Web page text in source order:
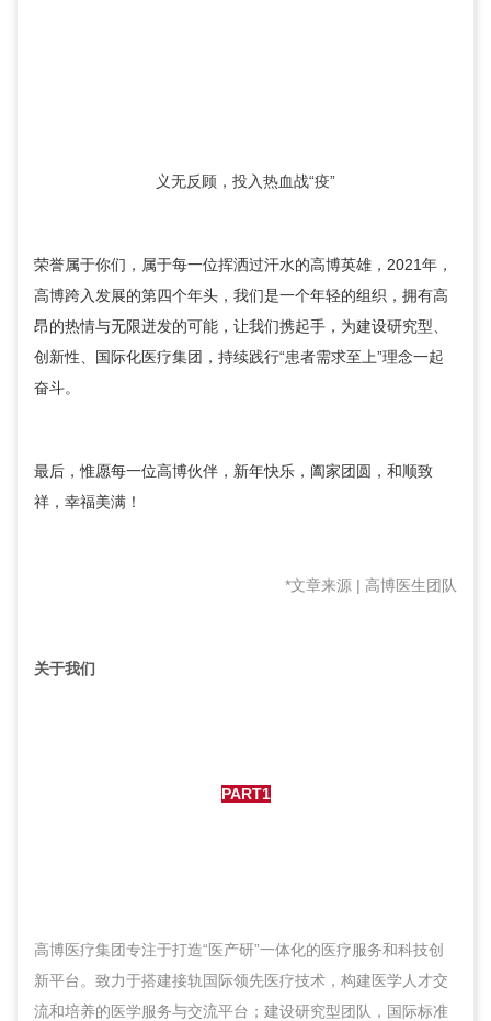
义无反顾，投入热血战“疫”
荣誉属于你们，属于每一位挥洒过汗水的高博英雄，2021年，
高博跨入发展的第四个年头，我们是一个年轻的组织，拥有高
昂的热情与无限迸发的可能，让我们携起手，为建设研究型、
创新性、国际化医疗集团，持续践行“患者需求至上”理念一起
奋斗。
最后，惟愿每一位高博伙伴，新年快乐，阖家团圆，和顺致
祥，幸福美满！
*文章来源 | 高博医生团队
关于我们
PART1
高博医疗集团专注于打造“医产研”一体化的医疗服务和科技创
新平台。致力于搭建接轨国际领先医疗技术，构建医学人才交
流和培养的医学服务与交流平台；建设研究型团队，国际标准